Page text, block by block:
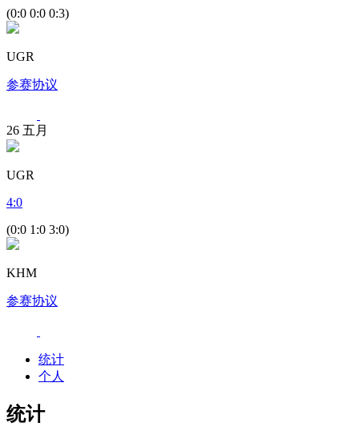
(0:0 0:0 0:3)
UGR
参赛协议
26 五月
UGR
4:0
(0:0 1:0 3:0)
KHM
参赛协议
统计
个人
统计